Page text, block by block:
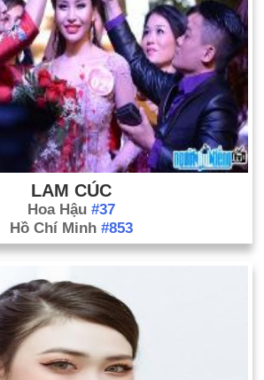
LAM CÚC
Hoa Hậu #37
Hồ Chí Minh #853